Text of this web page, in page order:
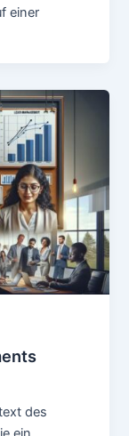
einer
des